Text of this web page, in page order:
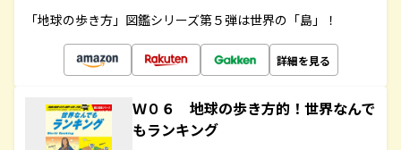
「地球の歩き方」図鑑シリーズ第５弾は世界の「島」！
詳細を見る
Ｗ０６ 地球の歩き方的！世界なんで
もランキング